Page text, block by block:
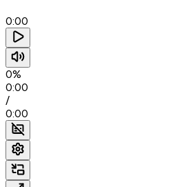
0:00
0%
0:00
/
0:00